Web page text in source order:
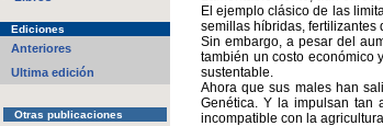
Ediciones
Anteriores
Ultima edición
Otras publicaciones
El ejemplo clásico de las
semillas híbridas, fertilizantes
Sin embargo, a pesar del
también un costo económico
sustentable.
Ahora que sus males han
Genética. Y la impulsan tan
incompatible con la